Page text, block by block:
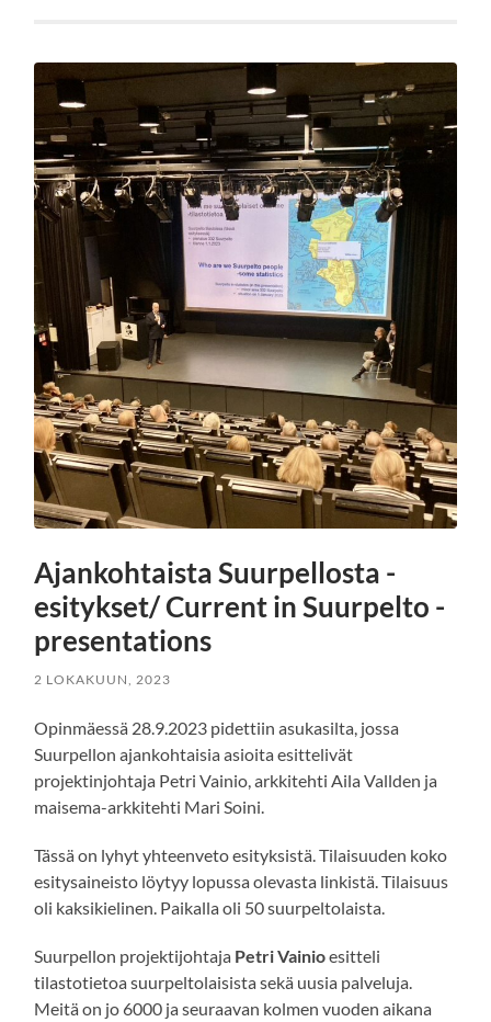
Ajankohtaista Suurpellosta -
esitykset/ Current in Suurpelto -
presentations
2 LOKAKUUN, 2023
Opinmäessä 28.9.2023 pidettiin asukasilta, jossa
Suurpellon ajankohtaisia asioita esittelivät
projektinjohtaja Petri Vainio, arkkitehti Aila Vallden ja
maisema-arkkitehti Mari Soini.
Tässä on lyhyt yhteenveto esityksistä. Tilaisuuden koko
esitysaineisto löytyy lopussa olevasta linkistä. Tilaisuus
oli kaksikielinen. Paikalla oli 50 suurpeltolaista.
Suurpellon projektijohtaja Petri Vainioesitteli
tilastotietoa suurpeltolaisista sekä uusia palveluja.
Meitä on jo 6000 ja seuraavan kolmen vuoden aikana